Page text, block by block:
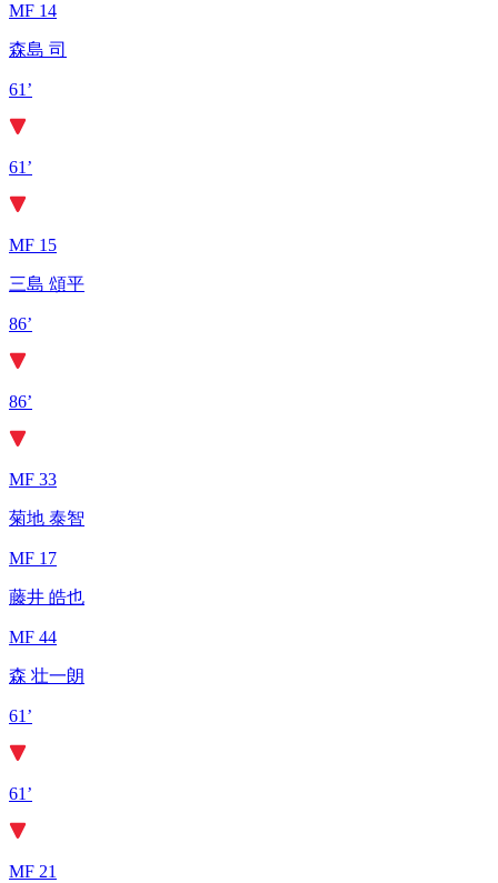
MF 14
森島 司
61’
61’
MF 15
三島 頌平
86’
86’
MF 33
菊地 泰智
MF 17
藤井 皓也
MF 44
森 壮一朗
61’
61’
MF 21